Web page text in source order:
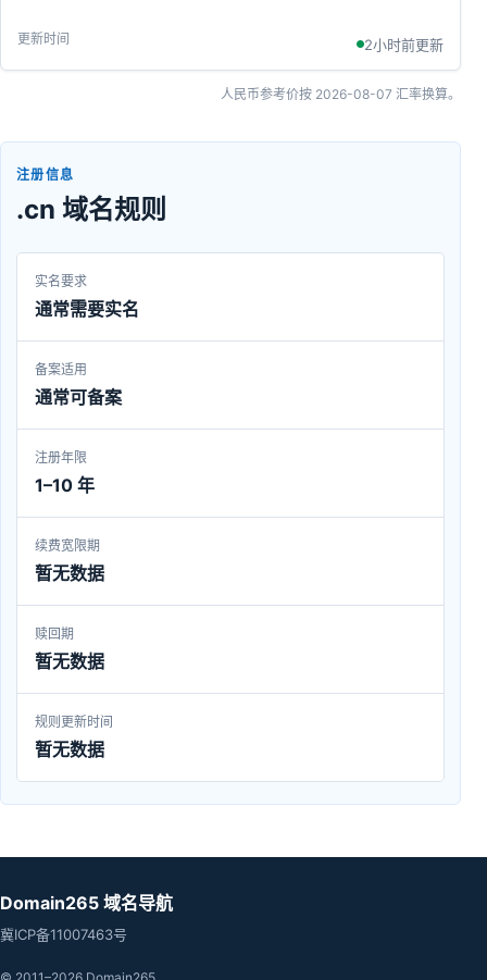
2小时前更新
人民币参考价按 2026-08-07 汇率换算。
注册信息
.cn 域名规则
实名要求
通常需要实名
备案适用
通常可备案
注册年限
1–10 年
续费宽限期
暂无数据
赎回期
暂无数据
规则更新时间
暂无数据
Domain265 域名导航
冀ICP备11007463号